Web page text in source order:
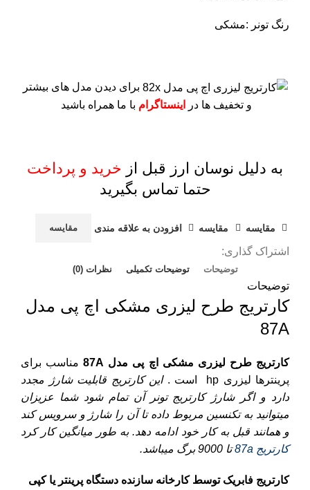
رنگ تونر :مشکی
برای دیدن مدل های بیشتر
و تخفیف ها در
اینستاگرام با ما همراه باشید
به دلیل نوسان ارز قبل از خرید و پرداخت
حتما تماس بگیرید
مقايسه مقایسه افزودن به علاقه مندی مقایسه
اشتراک گذاری:
توضیحات توضیحات تکمیلی نظرات (0)
توضیحات
کارتریج طرح لیزری مشکی اچ پی مدل
87A
کارتریج طرح لیزری مشکی اچ پی مدل 87A
مناسب برای
پرینترها لیزری
است . این کارتریج قابلیت شارژ مجدد
دارد و اگر شارژ کارتریج تونر آن تمام شود شما عزیزان
میتوانید به تکنسین مربوط داده تا آن را شارژ و سرویس کند
و همانند قبل به کار خود ادامه دهد. به طور میانگین کار کرد
کارتریج 87a
تا 9000 برگ میباشد.
کارتریج فابریک توسط کارخانه سازنده دستگاه پرینتر یا کپی